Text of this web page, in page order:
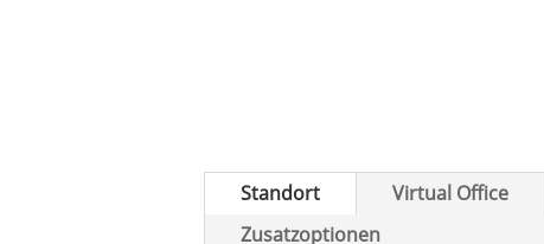
Standort Virtual Office
Zusatzoptionen